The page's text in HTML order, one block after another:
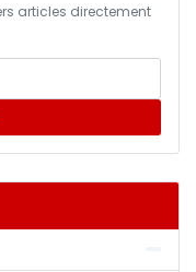
articles directement